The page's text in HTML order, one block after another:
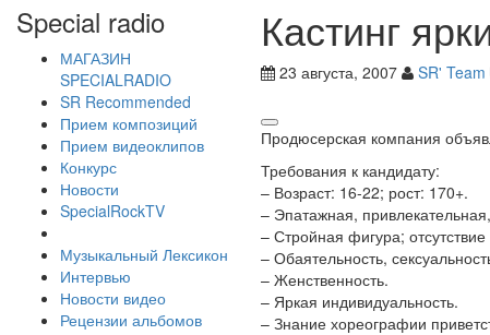
Special radio
МАГАЗИН
SPECIALRADIO
SR Recommended
Прием композиций
Прием видеоклипов
Конкурс
Новости
SpecialRockTV
Музыкальный Лексикон
Интервью
Новости видео
Рецензии альбомов
Кастинг
23 августа, 2007 SR' Team
Продюсерская компания
Требования к кандидату:
– Возраст: 16-22; рост: 170+.
– Эпатажная,
– Стройная фигура;
– Обаятельность,
– Женственность.
– Яркая индивидуальность.
– Знание хореографии